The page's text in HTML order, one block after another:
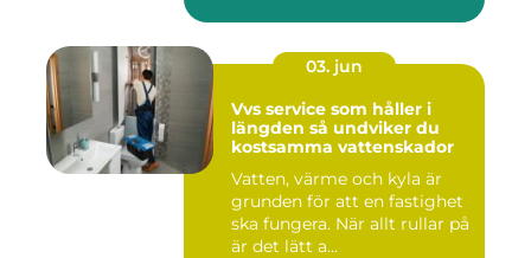
03. jun
Vvs service som håller i
längden så undviker du
kostsamma vattenskador
Vatten, värme och kyla är
grunden för att en fastighet
ska fungera. När allt rullar på
är det lätt a...